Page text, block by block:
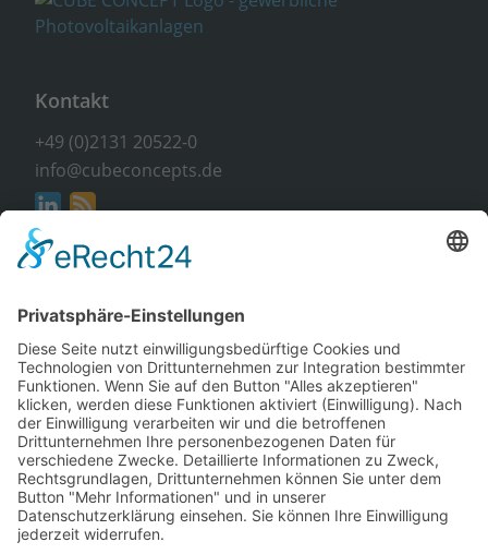
Kontakt
+49 (0)2131 20522-0
info@cubeconcepts.de
CUBE CONCEPTS GmbH
An der Gümpgesbrücke 17
41564 Kaarst
Unverbindlich & kostenlos
Infos anfordern